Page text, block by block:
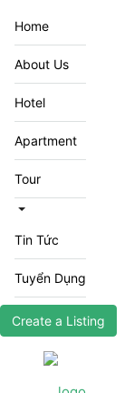
Home
About Us
Hotel
Apartment
Tour
Tin Tức
Tuyển Dụng
Create a Listing